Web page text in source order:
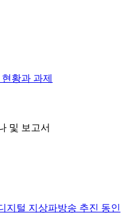
황과 과제
및 보고서
지털 지상파방송 추진 동인